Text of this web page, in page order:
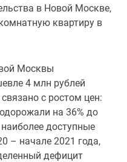
в Новой Москве,
квартиру в
Москвы
4 млн рублей
с ростом цен:
на 36% до
доступные
– начале 2021 года,
дефицит